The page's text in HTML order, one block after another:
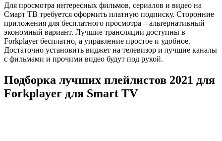
Для просмотра интересных фильмов, сериалов и видео на
Смарт ТВ требуется оформить платную подписку. Сторонние
приложения для бесплатного просмотра – альтернативный
экономный вариант. Лучшие трансляции доступны в
Forkplayer бесплатно, а управление простое и удобное.
Достаточно установить виджет на телевизор и лучшие каналы
с фильмами и прочими видео будут под рукой.
Подборка лучших плейлистов 2021 для
Forkplayer для Smart TV